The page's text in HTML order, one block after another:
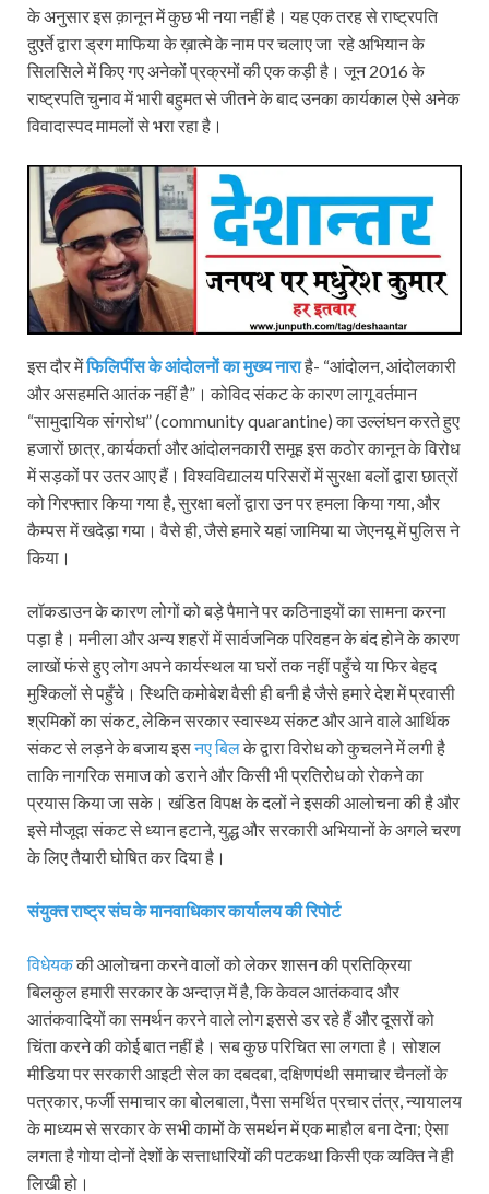
के अनुसार इस क़ानून में कुछ भी नया नहीं है। यह एक तरह से राष्ट्रपति
दुएर्ते द्वारा ड्रग माफिया के ख़ात्मे के नाम पर चलाए जा रहे अभियान के
सिलसिले में किए गए अनेकों प्रक्रमों की एक कड़ी है। जून 2016 के
राष्ट्रपति चुनाव में भारी बहुमत से जीतने के बाद उनका कार्यकाल ऐसे अनेक
विवादास्पद मामलों से भरा रहा है।
इस दौर मेंफिलिपींस के आंदोलनों का मुख्य नाराहै- “आंदोलन, आंदोलकारी
और असहमति आतंक नहीं है”। कोविद संकट के कारण लागू वर्तमान
“सामुदायिक संगरोध” (community quarantine) का उल्लंघन करते हुए
हजारों छात्र, कार्यकर्ता और आंदोलनकारी समूह इस कठोर कानून के विरोध
में सड़कों पर उतर आए हैं। विश्वविद्यालय परिसरों में सुरक्षा बलों द्वारा छात्रों
को गिरफ्तार किया गया है, सुरक्षा बलों द्वारा उन पर हमला किया गया, और
कैम्पस में खदेड़ा गया। वैसे ही, जैसे हमारे यहां जामिया या जेएनयू में पुलिस ने
किया।
लॉकडाउन के कारण लोगों को बड़े पैमाने पर कठिनाइयों का सामना करना
पड़ा है। मनीला और अन्य शहरों में सार्वजनिक परिवहन के बंद होने के कारण
लाखों फंसे हुए लोग अपने कार्यस्थल या घरों तक नहीं पहुँचे या फिर बेहद
मुश्किलों से पहुँचे। स्थिति कमोबेश वैसी ही बनी है जैसे हमारे देश में प्रवासी
श्रमिकों का संकट, लेकिन सरकार स्वास्थ्य संकट और आने वाले आर्थिक
संकट से लड़ने के बजाय इसनए बिलके द्वारा विरोध को कुचलने में लगी है
ताकि नागरिक समाज को डराने और किसी भी प्रतिरोध को रोकने का
प्रयास किया जा सके। खंडित विपक्ष के दलों ने इसकी आलोचना की है और
इसे मौजूदा संकट से ध्यान हटाने, युद्ध और सरकारी अभियानों के अगले चरण
के लिए तैयारी घोषित कर दिया है।
संयुक्त राष्ट्र संघ के मानवाधिकार कार्यालय की रिपोर्ट
विधेयककी आलोचना करने वालों को लेकर शासन की प्रतिक्रिया
बिलकुल हमारी सरकार के अन्दाज़ में है, कि केवल आतंकवाद और
आतंकवादियों का समर्थन करने वाले लोग इससे डर रहे हैं और दूसरों को
चिंता करने की कोई बात नहीं है। सब कुछ परिचित सा लगता है। सोशल
मीडिया पर सरकारी आइटी सेल का दबदबा, दक्षिणपंथी समाचार चैनलों के
पत्रकार, फर्जी समाचार का बोलबाला, पैसा समर्थित प्रचार तंत्र, न्यायालय
के माध्यम से सरकार के सभी कामों के समर्थन में एक माहौल बना देना; ऐसा
लगता है गोया दोनों देशों के सत्ताधारियों की पटकथा किसी एक व्यक्ति ने ही
लिखी हो।